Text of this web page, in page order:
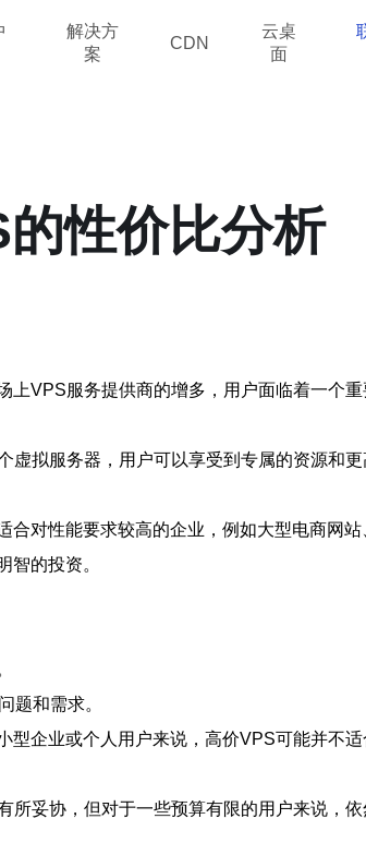
解决方
案
CDN
云桌
面
性价比分析
VPS服务提供商的增多，用户面临着一个
拟服务器，用户可以享受到专属的资源和
对性能要求较高的企业，例如大型电商网
智的投资。
题和需求。
企业或个人用户来说，高价VPS可能并不
妥协，但对于一些预算有限的用户来说，